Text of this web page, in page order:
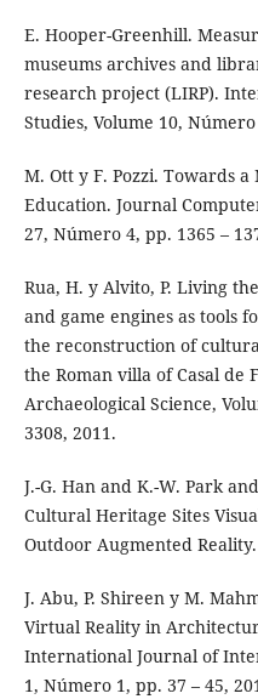
E. Hooper-Greenhill.
museums archives and
research project (LIRP).
Studies, Volume 10,
M. Ott y F. Pozzi. Towards
Education. Journal
27, Número 4, pp. 1365 –
Rua, H. y Alvito, P. Living
and game engines as tools
the reconstruction of
the Roman villa of Casal de
Archaeological Science,
3308, 2011.
J.-G. Han and K.-W. Park
Cultural Heritage Sites
Outdoor Augmented
J. Abu, P. Shireen y M.
Virtual Reality in
International Journal of
1, Número 1, pp. 37 – 45,